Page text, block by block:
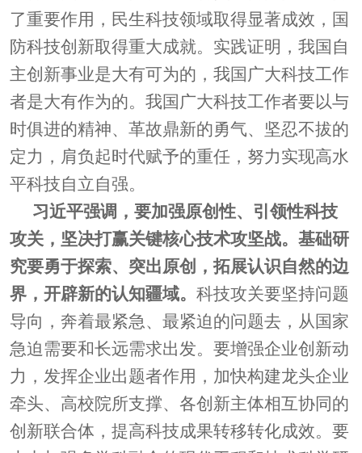
了重要作用，民生科技领域取得显著成效，国
防科技创新取得重大成就。实践证明，我国自
主创新事业是大有可为的，我国广大科技工作
者是大有作为的。我国广大科技工作者要以与
时俱进的精神、革故鼎新的勇气、坚忍不拔的
定力，肩负起时代赋予的重任，努力实现高水
平科技自立自强。
习近平强调，要加强原创性、引领性科技
攻关，坚决打赢关键核心技术攻坚战。基础研
究要勇于探索、突出原创，拓展认识自然的边
界，开辟新的认知疆域。科技攻关要坚持问题
导向，奔着最紧急、最紧迫的问题去，从国家
急迫需要和长远需求出发。要增强企业创新动
力，发挥企业出题者作用，加快构建龙头企业
牵头、高校院所支撑、各创新主体相互协同的
创新联合体，提高科技成果转移转化成效。要